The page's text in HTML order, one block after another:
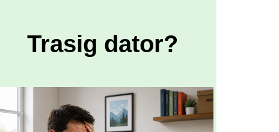
Trasig dator?